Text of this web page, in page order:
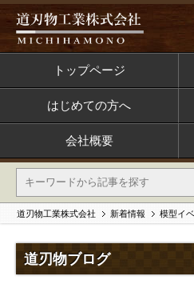
トップページ
はじめての方へ
会社概要
道刃物工業株式会社 新着情報 模型イ
道刃物ブログ